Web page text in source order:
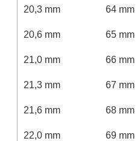
20,3 mm 64 mm
20,6 mm 65 mm
21,0 mm 66 mm
21,3 mm 67 mm
21,6 mm 68 mm
22,0 mm 69 mm